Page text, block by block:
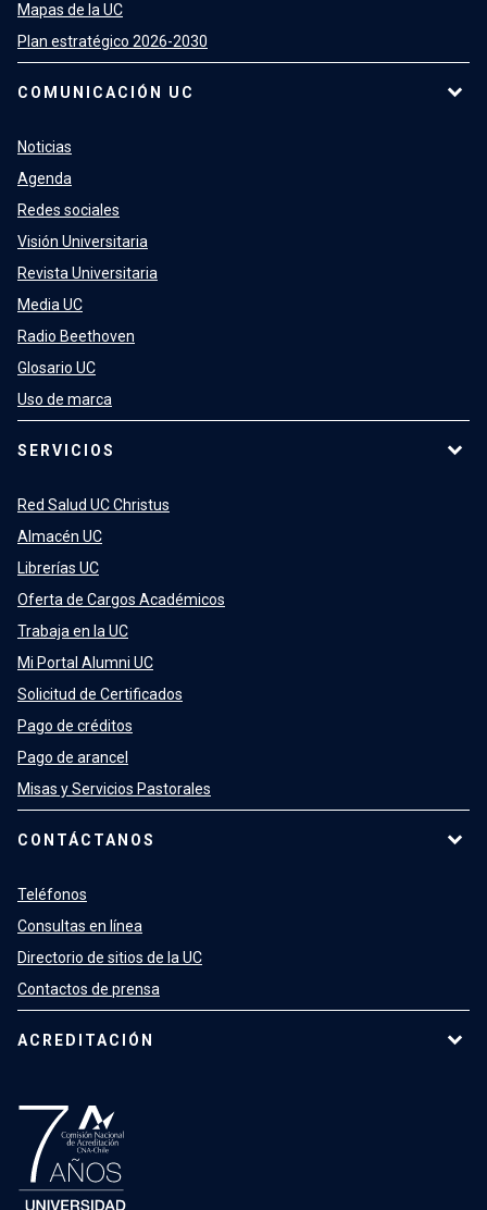
Mapas de la UC
Plan estratégico 2026-2030
COMUNICACIÓN UC
Noticias
Agenda
Redes sociales
Visión Universitaria
Revista Universitaria
Media UC
Radio Beethoven
Glosario UC
Uso de marca
SERVICIOS
Red Salud UC Christus
Almacén UC
Librerías UC
Oferta de Cargos Académicos
Trabaja en la UC
Mi Portal Alumni UC
Solicitud de Certificados
Pago de créditos
Pago de arancel
Misas y Servicios Pastorales
CONTÁCTANOS
Teléfonos
Consultas en línea
Directorio de sitios de la UC
Contactos de prensa
ACREDITACIÓN